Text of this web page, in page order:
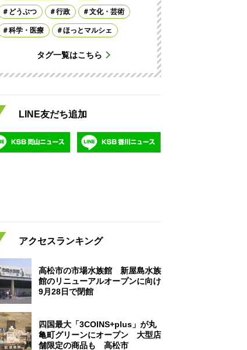
どうぶつ 行政 文化・芸術
科学・医療 ほっとマルシェ
タグ一覧はこちら
LINE友だち追加
アクセスランキング
高松市の市場水族館 新屋島水族
館のリニューアルオープンに向け
9月28日で閉館
四国最大「3COINS+plus」が丸
亀町グリーンにオープン 大型店
舗限定の商品も 高松市